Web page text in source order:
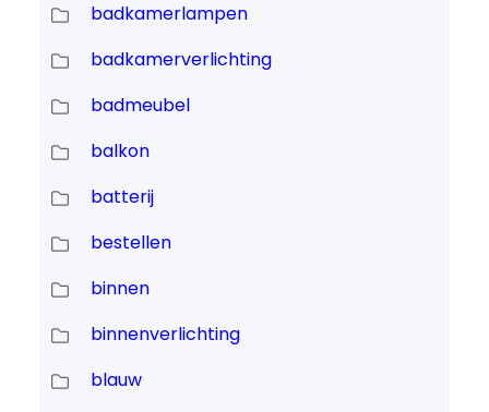
badkamerlampen
badkamerverlichting
badmeubel
balkon
batterij
bestellen
binnen
binnenverlichting
blauw